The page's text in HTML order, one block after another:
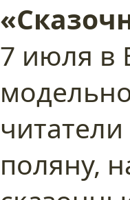
7 июля в
поляну,